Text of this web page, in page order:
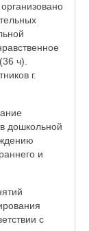
ч).
г.
дошкольной
и
с